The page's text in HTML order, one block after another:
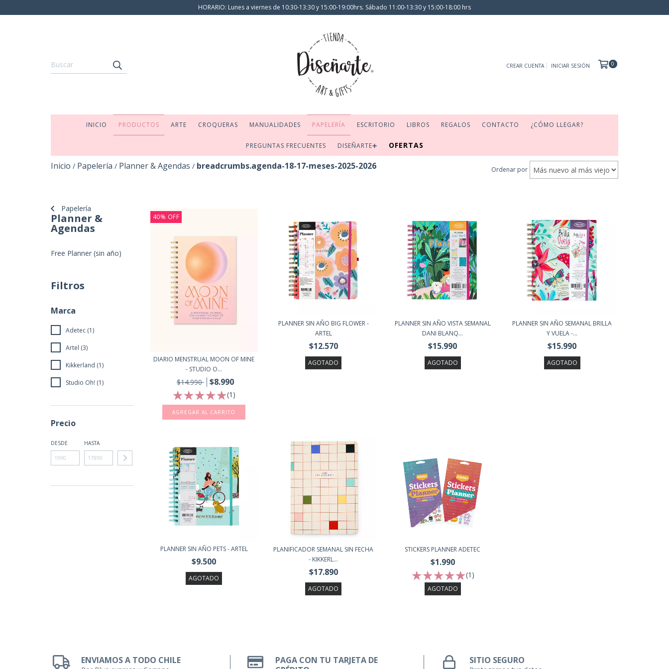
HORARIO: Lunes a viernes de 10:30-13:30 y 15:00-19:00hrs. Sábado 11:00-13:30 y 15:00-18:00 hrs
CREAR CUENTA INICIAR SESIÓN 0
INICIO PRODUCTOS ARTE CROQUERAS MANUALIDADES PAPELERÍA ESCRITORIO LIBROS REGALOS CONTACTO ¿CÓMO LLEGAR?
PREGUNTAS FRECUENTES DISEÑARTE➕ OFERTAS
Inicio / Papelería / Planner & Agendas / breadcrumbs.agenda-18-17-meses-2025-2026 Ordenar por
Papelería
Planner &
Agendas
Free Planner (sin año)
Filtros
Marca
Adetec (1)
Artel (3)
Kikkerland (1)
Studio Oh! (1)
Precio
DESDE HASTA
40% OFF
DIARIO MENSTRUAL MOON OF MINE
- STUDIO O...
$14.990 $8.990
(1)
PLANNER SIN AÑO BIG FLOWER -
ARTEL
$12.570
AGOTADO
PLANNER SIN AÑO VISTA SEMANAL
DANI BLANQ...
$15.990
AGOTADO
PLANNER SIN AÑO SEMANAL BRILLA
Y VUELA -...
$15.990
AGOTADO
PLANNER SIN AÑO PETS - ARTEL
$9.500
AGOTADO
PLANIFICADOR SEMANAL SIN FECHA
- KIKKERL...
$17.890
AGOTADO
STICKERS PLANNER ADETEC
$1.990
(1)
AGOTADO
ENVIAMOS A TODO CHILE
PAGA CON TU TARJETA DE
SITIO SEGURO